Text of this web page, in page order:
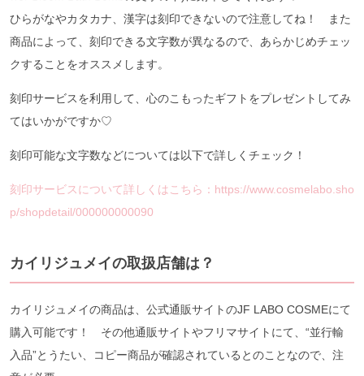
ひらがなやカタカナ、漢字は刻印できないので注意してね！ また
商品によって、刻印できる文字数が異なるので、あらかじめチェッ
クすることをオススメします。
刻印サービスを利用して、心のこもったギフトをプレゼントしてみ
てはいかがですか♡
刻印可能な文字数などについては以下で詳しくチェック！
刻印サービスについて詳しくはこちら：https://www.cosmelabo.sho
p/shopdetail/000000000090
カイリジュメイの取扱店舗は？
カイリジュメイの商品は、公式通販サイトのJF LABO COSMEにて
購入可能です！ その他通販サイトやフリマサイトにて、“並行輸
入品”とうたい、コピー商品が確認されているとのことなので、注